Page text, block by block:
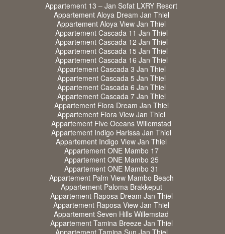
Appartement 13 – Jan Sofat LXRY Resort
Appartement Aloya Dream Jan Thiel
Appartement Aloya View Jan Thiel
Appartement Cascada 11 Jan Thiel
Appartement Cascada 12 Jan Thiel
Appartement Cascada 15 Jan Thiel
Appartement Cascada 16 Jan Thiel
Appartement Cascada 3 Jan Thiel
Appartement Cascada 5 Jan Thiel
Appartement Cascada 6 Jan Thiel
Appartement Cascada 7 Jan Thiel
Appartement Fiora Dream Jan Thiel
Appartement Fiora View Jan Thiel
Appartement Five Oceans Willemstad
Appartement Indigo Harissa Jan Thiel
Appartement Indigo View Jan Thiel
Appartement ONE Mambo 17
Appartement ONE Mambo 25
Appartement ONE Mambo 31
Appartement Palm View Mambo Beach
Appartement Paloma Brakkeput
Appartement Raposa Dream Jan Thiel
Appartement Raposa View Jan Thiel
Appartement Seven Hills Willemstad
Appartement Tamina Breeze Jan Thiel